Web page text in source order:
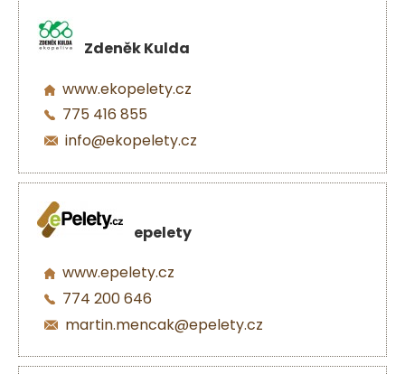
Zdeněk Kulda
www.ekopelety.cz
775 416 855
info@ekopelety.cz
epelety
www.epelety.cz
774 200 646
martin.mencak@epelety.cz